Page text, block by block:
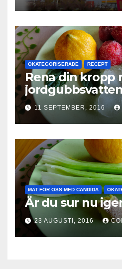
OKATEGORISERADE RECEPT
Rena din kropp
11 SEPTEMBER, 2016
MAT FÖR OSS MED CANDIDA
Är du sur nu
23 AUGUSTI, 2016